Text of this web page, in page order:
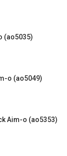
(ao5035)
o (ao5049)
Aim-o (ao5353)